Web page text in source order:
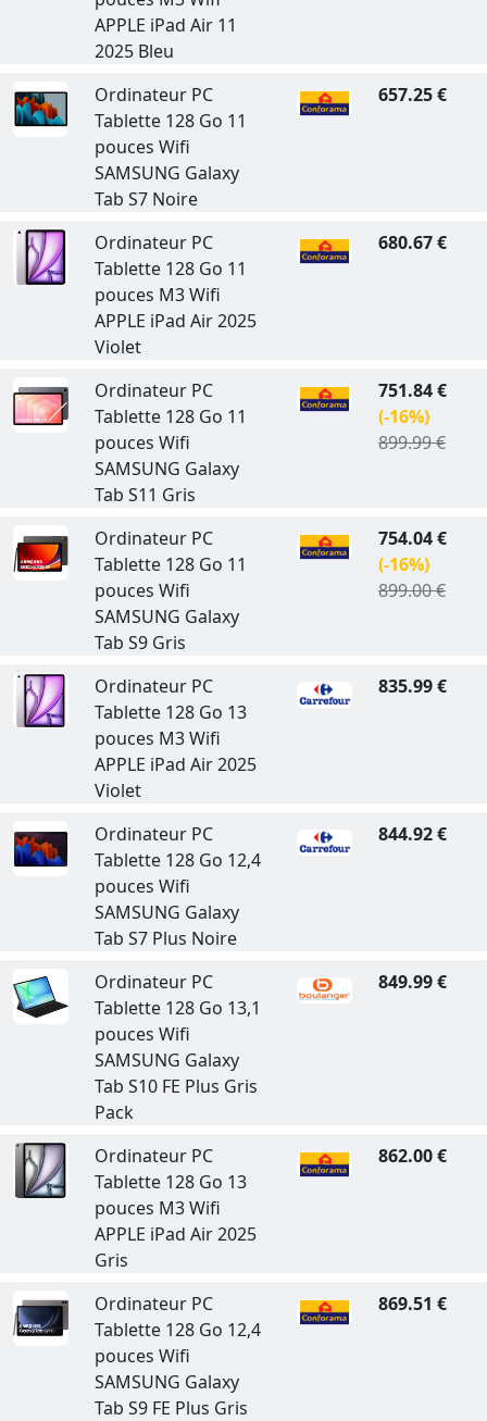
APPLE iPad Air 11
2025 Bleu
Ordinateur PC
Tablette 128 Go 11
pouces Wifi
SAMSUNG Galaxy
Tab S7 Noire
657.25 €
Ordinateur PC
Tablette 128 Go 11
pouces M3 Wifi
APPLE iPad Air 2025
Violet
680.67 €
Ordinateur PC
Tablette 128 Go 11
pouces Wifi
SAMSUNG Galaxy
Tab S11 Gris
751.84 €
(-16%)
899.99 €
Ordinateur PC
Tablette 128 Go 11
pouces Wifi
SAMSUNG Galaxy
Tab S9 Gris
754.04 €
(-16%)
899.00 €
Ordinateur PC
Tablette 128 Go 13
pouces M3 Wifi
APPLE iPad Air 2025
Violet
835.99 €
Ordinateur PC
Tablette 128 Go 12,4
pouces Wifi
SAMSUNG Galaxy
Tab S7 Plus Noire
844.92 €
Ordinateur PC
Tablette 128 Go 13,1
pouces Wifi
SAMSUNG Galaxy
Tab S10 FE Plus Gris
Pack
849.99 €
Ordinateur PC
Tablette 128 Go 13
pouces M3 Wifi
APPLE iPad Air 2025
Gris
862.00 €
Ordinateur PC
Tablette 128 Go 12,4
pouces Wifi
SAMSUNG Galaxy
Tab S9 FE Plus Gris
869.51 €